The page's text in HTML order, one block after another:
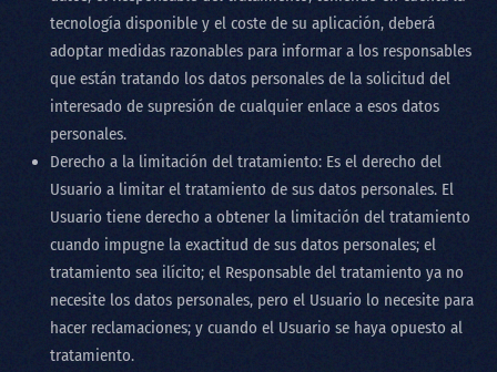
tecnología disponible y el coste de su aplicación, deberá
adoptar medidas razonables para informar a los responsables
que están tratando los datos personales de la solicitud del
interesado de supresión de cualquier enlace a esos datos
personales.
Derecho a la limitación del tratamiento: Es el derecho del
Usuario a limitar el tratamiento de sus datos personales. El
Usuario tiene derecho a obtener la limitación del tratamiento
cuando impugne la exactitud de sus datos personales; el
tratamiento sea ilícito; el Responsable del tratamiento ya no
necesite los datos personales, pero el Usuario lo necesite para
hacer reclamaciones; y cuando el Usuario se haya opuesto al
tratamiento.